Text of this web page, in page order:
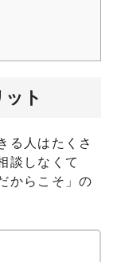
ト
る人はたくさ
談しなくて
からこそ」の